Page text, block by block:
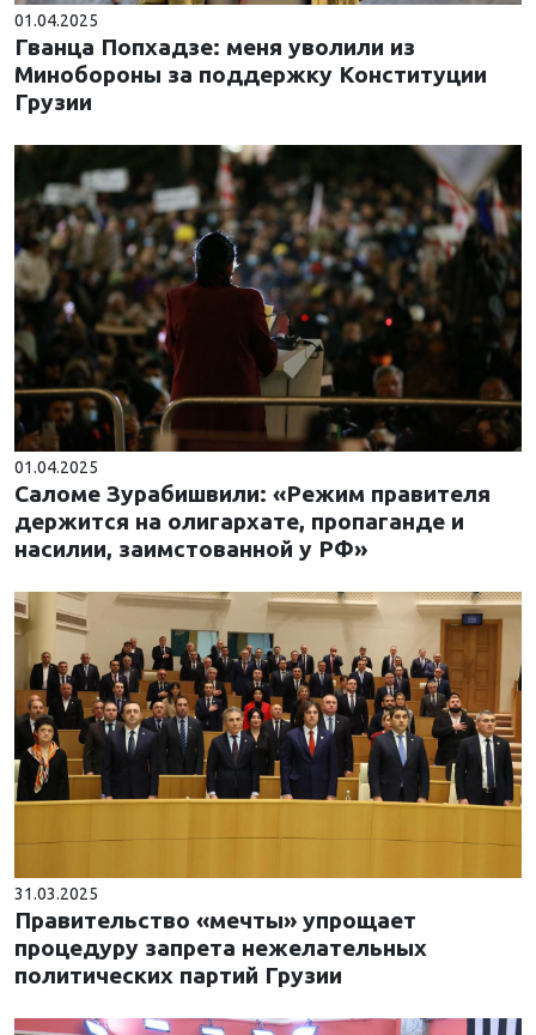
01.04.2025
Гванца Попхадзе: меня уволили из
Минобороны за поддержку Конституции
Грузии
01.04.2025
Саломе Зурабишвили: «Режим правителя
держится на олигархате, пропаганде и
насилии, заимстованной у РФ»
31.03.2025
Правительство «мечты» упрощает
процедуру запрета нежелательных
политических партий Грузии